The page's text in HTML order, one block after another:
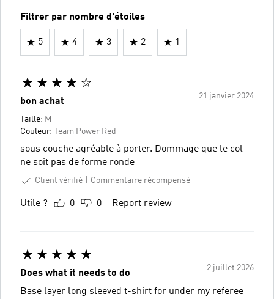
Filtrer par nombre d'étoiles
5 4 3 2 1
21 janvier 2024
bon achat
Taille: M
Couleur:
Team Power Red
sous couche agréable à porter. Dommage que le col
ne soit pas de forme ronde
Client vérifié Commentaire récompensé
Utile ? 0 0 Report review
2 juillet 2026
Does what it needs to do
Base layer long sleeved t-shirt for under my referee